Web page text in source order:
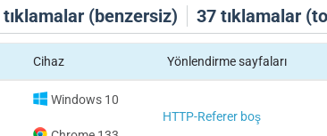
tıklamalar (benzersiz) 37 tıklamalar
Cihaz Yönlendirme sayfaları
Windows 10
HTTP-Referer boş